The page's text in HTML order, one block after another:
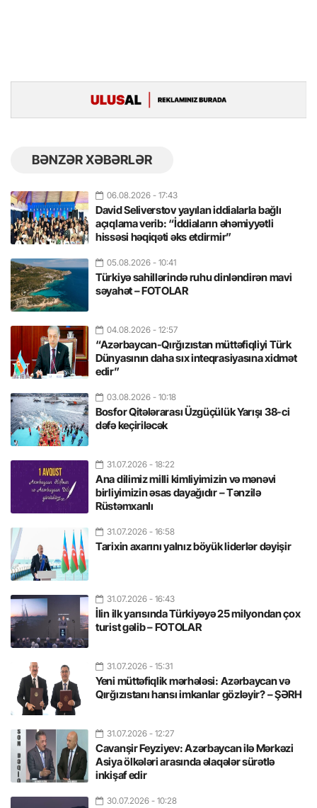
BƏNZƏR XƏBƏRLƏR
06.08.2026 - 17:43
David Seliverstov yayılan iddialarla bağlı
açıqlama verib: “İddiaların əhəmiyyətli
hissəsi həqiqəti əks etdirmir”
05.08.2026 - 10:41
Türkiyə sahillərində ruhu dinləndirən mavi
səyahət – FOTOLAR
04.08.2026 - 12:57
“Azərbaycan-Qırğızıstan müttəfiqliyi Türk
Dünyasının daha sıx inteqrasiyasına xidmət
edir”
03.08.2026 - 10:18
Bosfor Qitələrarası Üzgüçülük Yarışı 38-ci
dəfə keçiriləcək
31.07.2026 - 18:22
Ana dilimiz milli kimliyimizin və mənəvi
birliyimizin əsas dayağıdır – Tənzilə
Rüstəmxanlı
31.07.2026 - 16:58
Tarixin axarını yalnız böyük liderlər dəyişir
31.07.2026 - 16:43
İlin ilk yarısında Türkiyəyə 25 milyondan çox
turist gəlib – FOTOLAR
31.07.2026 - 15:31
Yeni müttəfiqlik mərhələsi: Azərbaycan və
Qırğızıstanı hansı imkanlar gözləyir? – ŞƏRH
31.07.2026 - 12:27
Cavanşir Feyziyev: Azərbaycan ilə Mərkəzi
Asiya ölkələri arasında əlaqələr sürətlə
inkişaf edir
30.07.2026 - 10:28